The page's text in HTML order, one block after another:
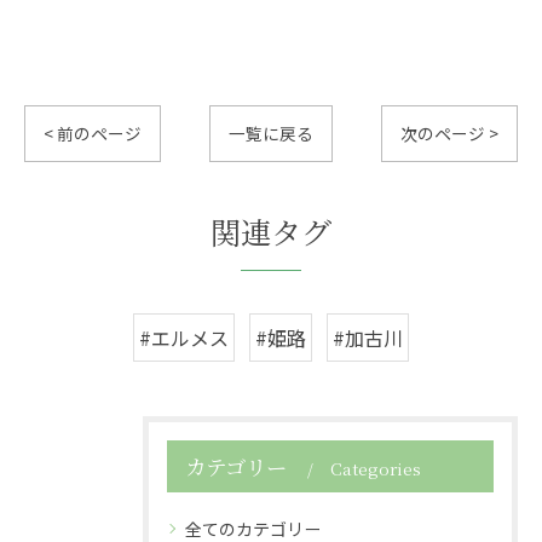
< 前のページ 一覧に戻る 次のページ >
関連タグ
#エルメス #姫路 #加古川
カテゴリー Categories
全てのカテゴリー